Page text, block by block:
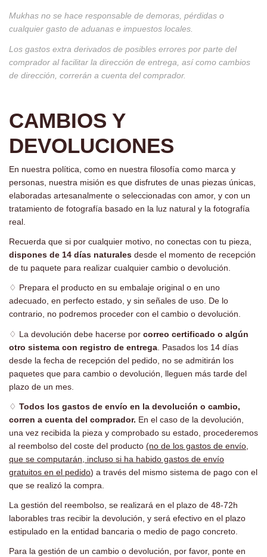
Mukhas no se hace responsable de demoras, pérdidas o
cualquier gasto de aduanas e impuestos locales.
Los gastos extra derivados de posibles errores por parte del
comprador al facilitar la dirección de entrega, así como cambios
de dirección, correrán a cuenta del comprador.
CAMBIOS Y
DEVOLUCIONES
En nuestra política, como en nuestra filosofía como marca y
personas, nuestra misión es que disfrutes de unas piezas únicas,
elaboradas artesanalmente o seleccionadas con amor, y con un
tratamiento de fotografía basado en la luz natural y la fotografía
real.
Recuerda que si por cualquier motivo, no conectas con tu pieza,
dispones de 14 días naturales desde el momento de recepción
de tu paquete para realizar cualquier cambio o devolución.
♢ Prepara el producto en su embalaje original o en uno
adecuado, en perfecto estado, y sin señales de uso. De lo
contrario, no podremos proceder con el cambio o devolución.
♢ La devolución debe hacerse por correo certificado o algún
otro sistema con registro de entrega . Pasados los 14 días
desde la fecha de recepción del pedido, no se admitirán los
paquetes que para cambio o devolución, lleguen más tarde del
plazo de un mes.
♢ Todos los gastos de envío en la devolución o cambio,
corren a cuenta del comprador. En el caso de la devolución,
una vez recibida la pieza y comprobado su estado, procederemos
al reembolso del coste del producto (no de los gastos de envío,
que se computarán, incluso si ha habido gastos de envío
gratuitos en el pedido) a través del mismo sistema de pago con el
que se realizó la compra.
La gestión del reembolso, se realizará en el plazo de 48-72h
laborables tras recibir la devolución, y será efectivo en el plazo
estipulado en la entidad bancaria o medio de pago concreto.
Para la gestión de un cambio o devolución, por favor, ponte en